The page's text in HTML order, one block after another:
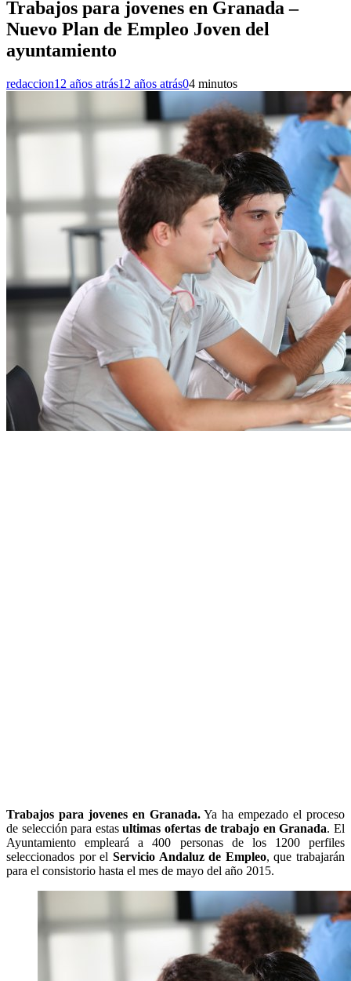
Trabajos para jovenes en Granada –
Nuevo Plan de Empleo Joven del
ayuntamiento
redaccion12 años atrás12 años atrás04 minutos
Trabajos para jovenes en Granada.Ya ha empezado el proceso
de selección para estasultimas ofertas de trabajo en Granada. El
Ayuntamiento empleará a 400 personas de los 1200 perfiles
seleccionados por el Servicio Andaluz de Empleo, que trabajarán
para el consistorio hasta el mes de mayo del año 2015.